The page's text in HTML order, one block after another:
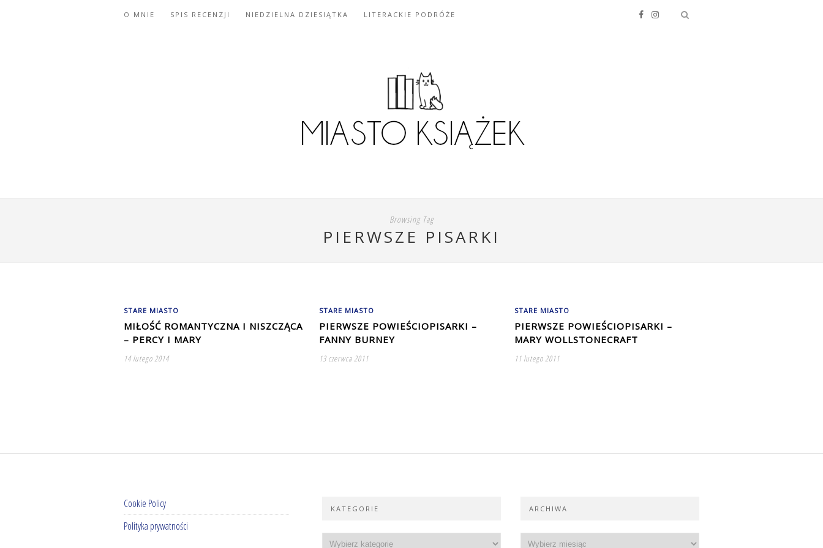
O MNIE SPIS RECENZJI NIEDZIELNA DZIESIĄTKA LITERACKIE PODRÓŻE
Browsing Tag
PIERWSZE PISARKI
STARE MIASTO
MIŁOŚĆ ROMANTYCZNA I NISZCZĄCA
– PERCY I MARY
14 lutego 2014
STARE MIASTO
PIERWSZE POWIEŚCIOPISARKI –
FANNY BURNEY
13 czerwca 2011
STARE MIASTO
PIERWSZE POWIEŚCIOPISARKI –
MARY WOLLSTONECRAFT
11 lutego 2011
Cookie Policy
Polityka prywatności
KATEGORIE ARCHIWA